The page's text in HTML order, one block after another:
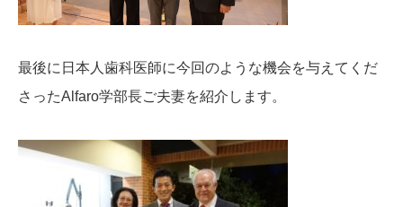
最後に日本人歯科医師に今回のような機会を与えてくだ
さったAlfaro学部長ご夫妻を紹介します。